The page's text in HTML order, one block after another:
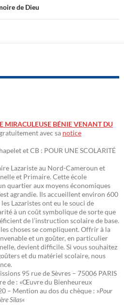
de Dieu
MIRACULEUSE BÉNIE VENANT DU
avec sa notice
et CB : POUR UNE SCOLARITÉ
Lazariste au Nord-Cameroun et
et Primaire. Cette école
quartier aux moyens économiques
agrandie. Ils accueillent environ 600
Lazaristes ont eu le souci de
à un coût symbolique de sorte que
de l’instruction scolaire de base.
choses se compliquent. Offrir à la
et un goûter, en particulier
devient difficile. Si vous souhaitez
et du matériel scolaire, nous
95 rue de Sèvres – 75006 PARIS
de : «Œuvre du Bienheureux
– Mention au dos du chèque : »Pour
Silas«